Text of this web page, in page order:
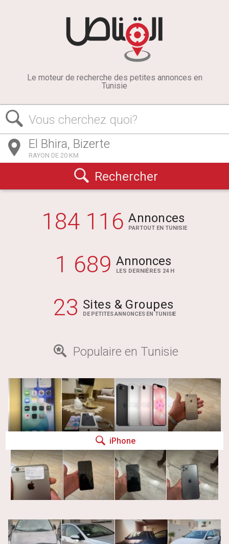
Le moteur de recherche des petites annonces en
Tunisie
Vous cherchez quoi?
RAYON DE 20 KM
Rechercher
23 Sites & Groupes
DE PETITES ANNONCES EN TUNISIE
184 116 Annonces
PARTOUT EN TUNISIE
1 689 Annonces
LES DERNIÈRES 24 H
Populaire en Tunisie
iPhone